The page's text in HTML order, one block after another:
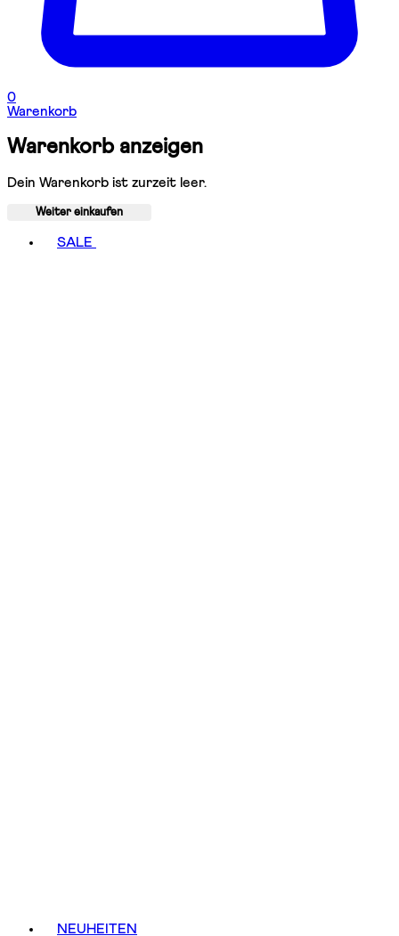
0
Warenkorb
Warenkorb anzeigen
Dein Warenkorb ist zurzeit leer.
Weiter einkaufen
SALE
NEUHEITEN